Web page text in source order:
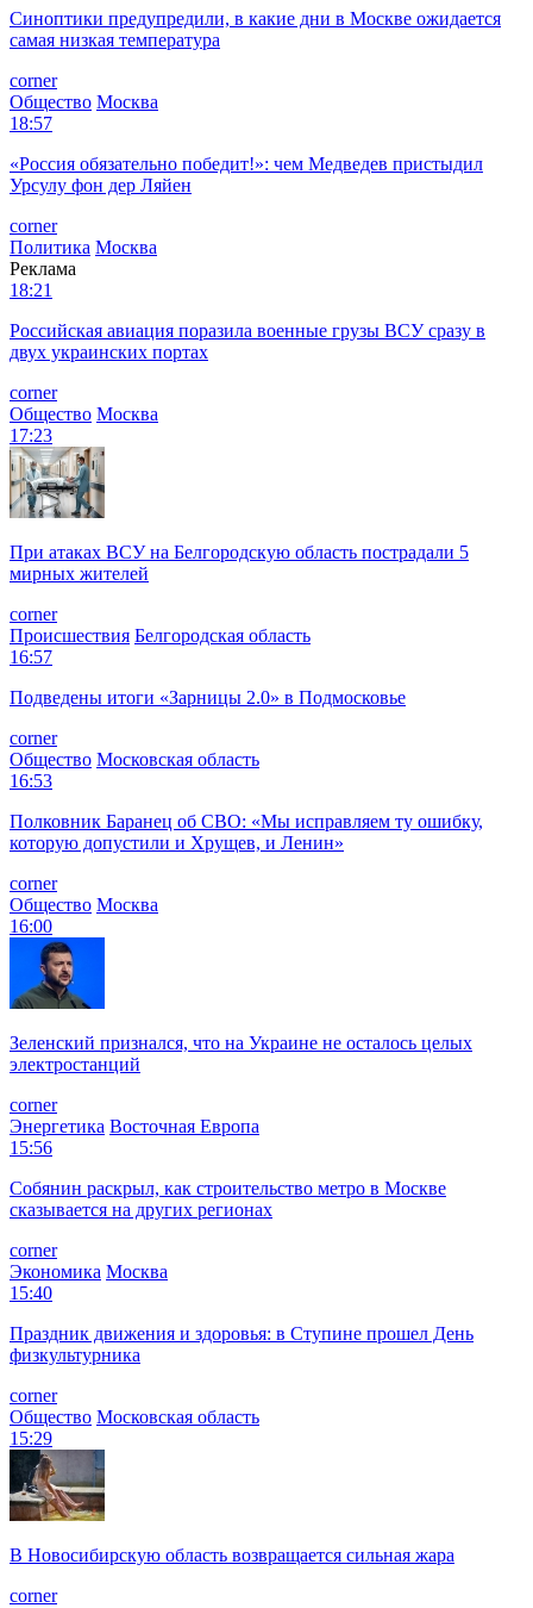
Синоптики предупредили, в какие дни в Москве ожидается
самая низкая температура
corner
Общество Москва
18:57
«Россия обязательно победит!»: чем Медведев пристыдил
Урсулу фон дер Ляйен
corner
Политика Москва
Реклама
18:21
Российская авиация поразила военные грузы ВСУ сразу в
двух украинских портах
corner
Общество Москва
17:23
При атаках ВСУ на Белгородскую область пострадали 5
мирных жителей
corner
Происшествия Белгородская область
16:57
Подведены итоги «Зарницы 2.0» в Подмосковье
corner
Общество Московская область
16:53
Полковник Баранец об СВО: «Мы исправляем ту ошибку,
которую допустили и Хрущев, и Ленин»
corner
Общество Москва
16:00
Зеленский признался, что на Украине не осталось целых
электростанций
corner
Энергетика Восточная Европа
15:56
Собянин раскрыл, как строительство метро в Москве
сказывается на других регионах
corner
Экономика Москва
15:40
Праздник движения и здоровья: в Ступине прошел День
физкультурника
corner
Общество Московская область
15:29
В Новосибирскую область возвращается сильная жара
corner